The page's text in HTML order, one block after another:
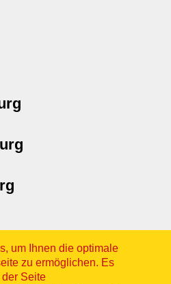
um Ihnen die optimale
zu ermöglichen. Es
Seite